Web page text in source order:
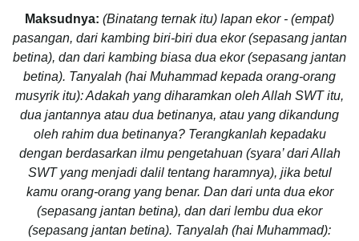
Maksudnya: (Binatang ternak itu) lapan ekor - (empat)
pasangan, dari kambing biri-biri dua ekor (sepasang jantan
betina), dan dari kambing biasa dua ekor (sepasang jantan
betina). Tanyalah (hai Muhammad kepada orang-orang
musyrik itu): Adakah yang diharamkan oleh Allah SWT itu,
dua jantannya atau dua betinanya, atau yang dikandung
oleh rahim dua betinanya? Terangkanlah kepadaku
dengan berdasarkan ilmu pengetahuan (syara’ dari Allah
SWT yang menjadi dalil tentang haramnya), jika betul
kamu orang-orang yang benar. Dan dari unta dua ekor
(sepasang jantan betina), dan dari lembu dua ekor
(sepasang jantan betina). Tanyalah (hai Muhammad):